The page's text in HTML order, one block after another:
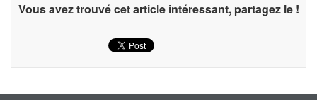
Vous avez trouvé cet article intéressant, partagez le !